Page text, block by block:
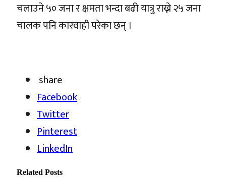
चलाउने ५० जना र क्षमता भन्दा बढी यात्रु राख्ने २५ जना
चालक पनि कारवाही परेका छन् ।
share
Facebook
Twitter
Pinterest
LinkedIn
Related Posts